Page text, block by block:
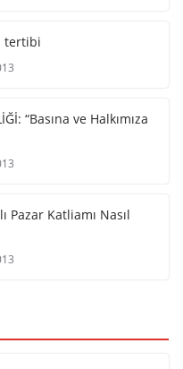
tertibi
“Basına ve Halkımıza
Pazar Katliamı Nasıl